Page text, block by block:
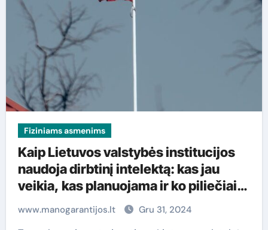
Fiziniams asmenims
Kaip Lietuvos valstybės institucijos
naudoja dirbtinį intelektą: kas jau
veikia, kas planuojama ir ko piliečiai
www.manogarantijos.lt Gru 31, 2024